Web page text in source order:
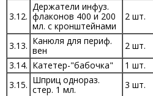
3.12.
Держатели инфуз.
флаконов 400 и 200
мл. с кронштейнами
2 шт.
3.13. Канюля для периф.
вен
2 шт.
3.14. Катетер-"бабочка"
1 шт.
3.15. Шприц однораз.
стер. 1 мл.
3 шт.